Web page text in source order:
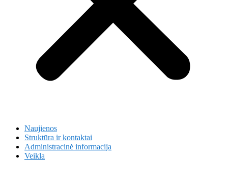
Naujienos
Struktūra ir kontaktai
Administracinė informacija
Veikla